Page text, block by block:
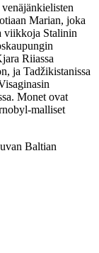
Marian, joka
viikkoja Stalinin
Riiassa
ja Tadžikistanissa
Monet ovat
malliset
Baltian